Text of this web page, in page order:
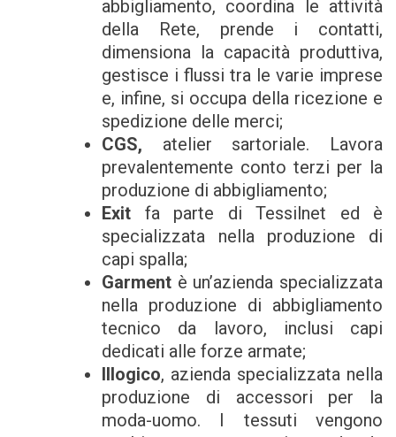
abbigliamento, coordina le attività
della Rete, prende i contatti,
dimensiona la capacità produttiva,
gestisce i flussi tra le varie imprese
e, infine, si occupa della ricezione e
spedizione delle merci;
CGS, atelier sartoriale. Lavora
prevalentemente conto terzi per la
produzione di abbigliamento;
Exit fa parte di Tessilnet ed è
specializzata nella produzione di
capi spalla;
Garment è un’azienda specializzata
nella produzione di abbigliamento
tecnico da lavoro, inclusi capi
dedicati alle forze armate;
Illogico, azienda specializzata nella
produzione di accessori per la
moda-uomo. I tessuti vengono